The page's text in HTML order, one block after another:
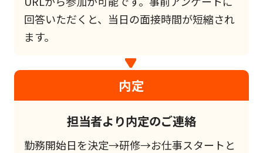
回答いただくと、当日の面接時間が短縮され
ます。
内定
担当者より内定のご連絡
勤務開始日を決定→研修→お仕事スタートと